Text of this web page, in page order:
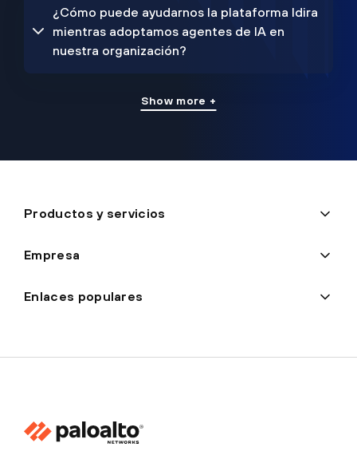
¿Cómo puede ayudarnos la plataforma Idira
mientras adoptamos agentes de IA en
nuestra organización?
Show more +
Productos y servicios
Empresa
Enlaces populares